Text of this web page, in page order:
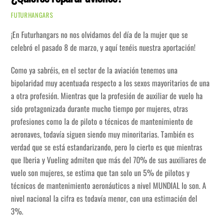
FUTURHANGARS
¡En Futurhangars no nos olvidamos del día de la mujer que se
celebró el pasado 8 de marzo, y aquí tenéis nuestra aportación!
Como ya sabréis, en el sector de la aviación tenemos una
bipolaridad muy acentuada respecto a los sexos mayoritarios de una
a otra profesión. Mientras que la profesión de auxiliar de vuelo ha
sido protagonizada durante mucho tiempo por mujeres, otras
profesiones como la de piloto o técnicos de mantenimiento de
aeronaves, todavía siguen siendo muy minoritarias. También es
verdad que se está estandarizando, pero lo cierto es que mientras
que Iberia y Vueling admiten que más del 70% de sus auxiliares de
vuelo son mujeres, se estima que tan solo un 5% de pilotos y
técnicos de mantenimiento aeronáuticos a nivel MUNDIAL lo son. A
nivel nacional la cifra es todavía menor, con una estimación del
3%.